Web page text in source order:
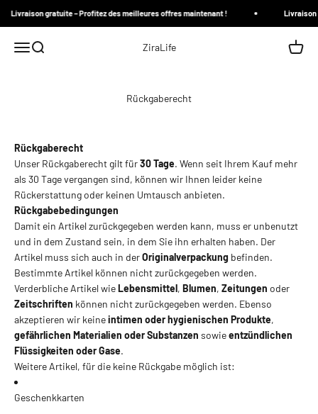
Livraison gratuite – Profitez des meilleures offres maintenant ! Livraison
MenüSuche ZiraLife
Rückgaberecht
Rückgaberecht
Unser Rückgaberecht gilt für30 Tage. Wenn seit Ihrem Kauf mehr
als 30 Tage vergangen sind, können wir Ihnen leider keine
Rückerstattung oder keinen Umtausch anbieten.
Rückgabebedingungen
Damit ein Artikel zurückgegeben werden kann, muss er unbenutzt
und in dem Zustand sein, in dem Sie ihn erhalten haben. Der
Artikel muss sich auch in derOriginalverpackung befinden.
Bestimmte Artikel können nicht zurückgegeben werden.
Verderbliche Artikel wieLebensmittel, Blumen, Zeitungen oder
Zeitschriften können nicht zurückgegeben werden. Ebenso
akzeptieren wir keineintimen oder hygienischen Produkte,
gefährlichen Materialien oder Substanzen sowieentzündlichen
Flüssigkeiten oder Gase.
Weitere Artikel, für die keine Rückgabe möglich ist:
Geschenkkarten